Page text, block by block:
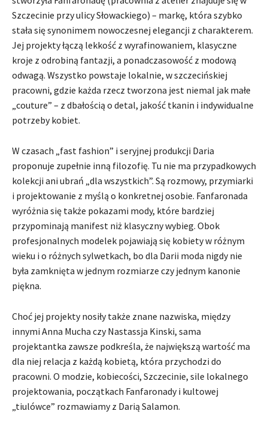
Szczecinie przy ulicy Słowackiego) – markę, która szybko
stała się synonimem nowoczesnej elegancji z charakterem.
Jej projekty łączą lekkość z wyrafinowaniem, klasyczne
kroje z odrobiną fantazji, a ponadczasowość z modową
odwagą. Wszystko powstaje lokalnie, w szczecińskiej
pracowni, gdzie każda rzecz tworzona jest niemal jak małe
„couture” – z dbałością o detal, jakość tkanin i indywidualne
potrzeby kobiet.
W czasach „fast fashion” i seryjnej produkcji Daria
proponuje zupełnie inną filozofię. Tu nie ma przypadkowych
kolekcji ani ubrań „dla wszystkich”. Są rozmowy, przymiarki
i projektowanie z myślą o konkretnej osobie. Fanfaronada
wyróżnia się także pokazami mody, które bardziej
przypominają manifest niż klasyczny wybieg. Obok
profesjonalnych modelek pojawiają się kobiety w różnym
wieku i o różnych sylwetkach, bo dla Darii moda nigdy nie
była zamknięta w jednym rozmiarze czy jednym kanonie
piękna.
Choć jej projekty nosiły także znane nazwiska, między
innymi Anna Mucha czy Nastassja Kinski, sama
projektantka zawsze podkreśla, że największą wartość ma
dla niej relacja z każdą kobietą, która przychodzi do
pracowni. O modzie, kobiecości, Szczecinie, sile lokalnego
projektowania, początkach Fanfaronady i kultowej
„tiulówce” rozmawiamy z Darią Salamon.